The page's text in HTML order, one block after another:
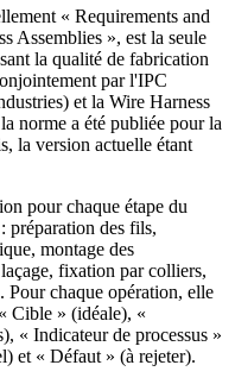
« Requirements and
Assemblies », est la seule
la qualité de fabrication
par l'IPC
et la Wire Harness
norme a été publiée pour la
la version actuelle étant
pour chaque étape du
préparation des fils,
montage des
fixation par colliers,
Pour chaque opération, elle
Cible » (idéale), «
« Indicateur de processus »
et « Défaut » (à rejeter).